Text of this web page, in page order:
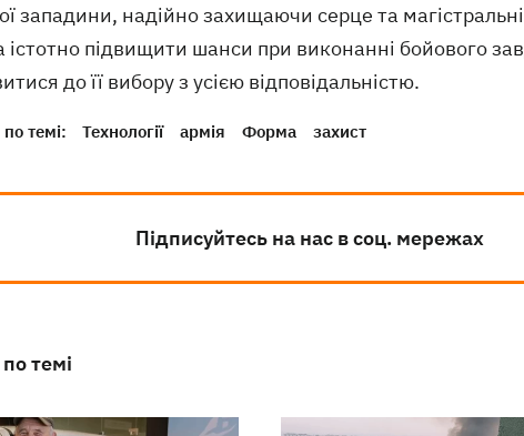
западини, надійно захищаючи серце та
істотно підвищити шанси при виконанні бойового
до її вибору з усією відповідальністю.
темі: Технології армія Форма захист
Підписуйтесь на нас в соц. мережах
темі